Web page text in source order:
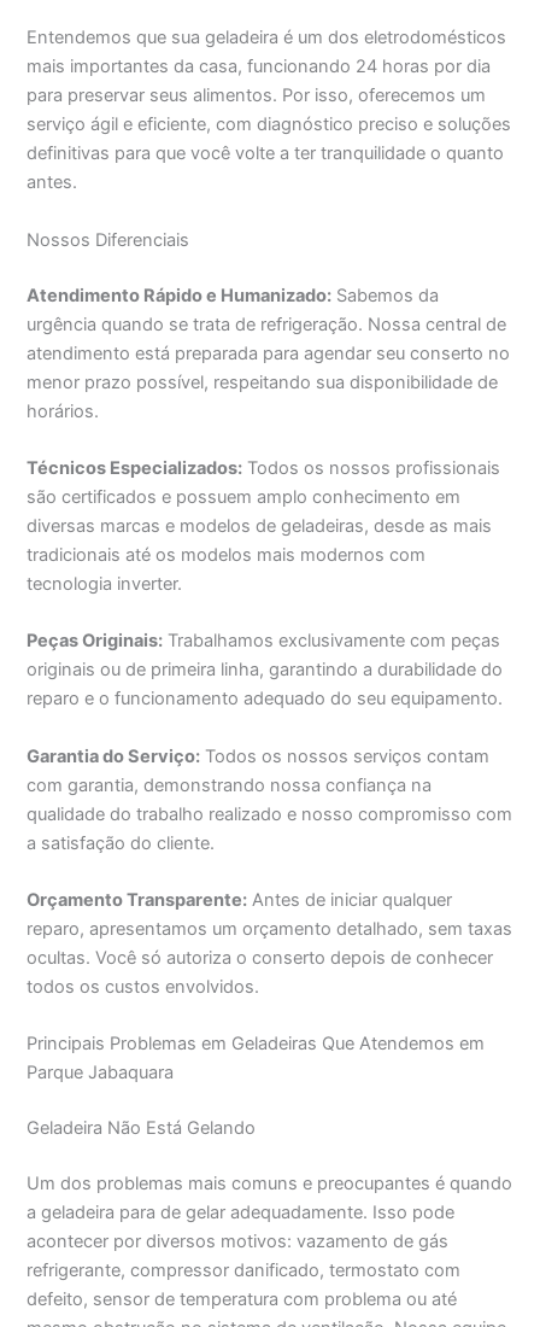
Entendemos que sua geladeira é um dos eletrodomésticos
mais importantes da casa, funcionando 24 horas por dia
para preservar seus alimentos. Por isso, oferecemos um
serviço ágil e eficiente, com diagnóstico preciso e soluções
definitivas para que você volte a ter tranquilidade o quanto
antes.
Nossos Diferenciais
Atendimento Rápido e Humanizado: Sabemos da
urgência quando se trata de refrigeração. Nossa central de
atendimento está preparada para agendar seu conserto no
menor prazo possível, respeitando sua disponibilidade de
horários.
Técnicos Especializados: Todos os nossos profissionais
são certificados e possuem amplo conhecimento em
diversas marcas e modelos de geladeiras, desde as mais
tradicionais até os modelos mais modernos com
tecnologia inverter.
Peças Originais: Trabalhamos exclusivamente com peças
originais ou de primeira linha, garantindo a durabilidade do
reparo e o funcionamento adequado do seu equipamento.
Garantia do Serviço: Todos os nossos serviços contam
com garantia, demonstrando nossa confiança na
qualidade do trabalho realizado e nosso compromisso com
a satisfação do cliente.
Orçamento Transparente: Antes de iniciar qualquer
reparo, apresentamos um orçamento detalhado, sem taxas
ocultas. Você só autoriza o conserto depois de conhecer
todos os custos envolvidos.
Principais Problemas em Geladeiras Que Atendemos em
Parque Jabaquara
Geladeira Não Está Gelando
Um dos problemas mais comuns e preocupantes é quando
a geladeira para de gelar adequadamente. Isso pode
acontecer por diversos motivos: vazamento de gás
refrigerante, compressor danificado, termostato com
defeito, sensor de temperatura com problema ou até